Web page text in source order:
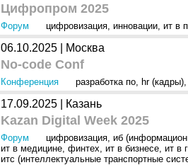
Цифропром 2025
Форум цифровизация, инновации, ит в
06.10.2025 | Москва
No-code Conf
Конференция разработка по, hr (кадры)
17.09.2025 | Казань
Kazan Digital Week 2025
Форум цифровизация, иб
ит в медицине, финтех, ит в бизнесе, ит в
итс (интеллектуальные транспортные